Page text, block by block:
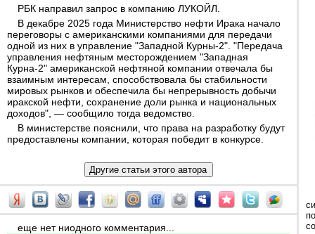
РБК направил запрос в компанию ЛУКОЙЛ.
В декабре 2025 года Министерство нефти Ирака начало
переговоры с американскими компаниями для передачи
одной из них в управление "Западной Курны-2". "Передача
управления нефтяным месторождением "Западная
Курна-2" американской нефтяной компании отвечала бы
взаимным интересам, способствовала бы стабильности
мировых рынков и обеспечила бы непрерывность добычи
иракской нефти, сохранение доли рынка и национальных
доходов", — сообщило тогда ведомство.
В министерстве пояснили, что права на разработку будут
предоставлены компании, которая победит в конкурсе.
еще нет ниодного комментария...